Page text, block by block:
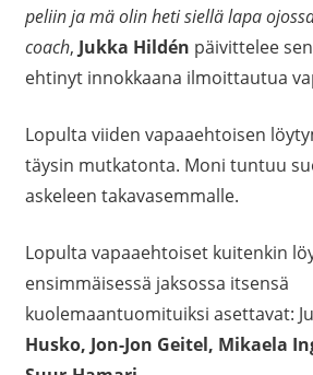
peliin ja mä olin heti siellä lapa
coach, Jukka Hildén päivittelee
ehtinyt innokkaana ilmoittautua
Lopulta viiden vapaaehtoisen
täysin mutkatonta. Moni tuntuu
askeleen takavasemmalle.
Lopulta vapaaehtoiset kuitenkin
ensimmäisessä jaksossa itsensä
kuolemaantuomituiksi asettavat:
Husko, Jon-Jon Geitel, Mikaela